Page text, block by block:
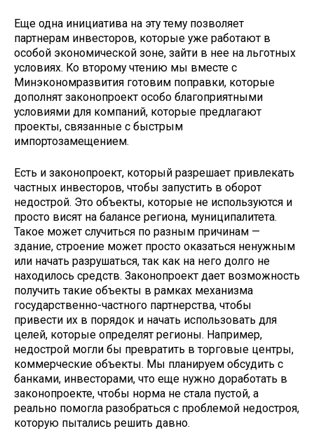
Еще одна инициатива на эту тему позволяет
партнерам инвесторов, которые уже работают в
особой экономической зоне, зайти в нее на льготных
условиях. Ко второму чтению мы вместе с
Минэкономразвития готовим поправки, которые
дополнят законопроект особо благоприятными
условиями для компаний, которые предлагают
проекты, связанные с быстрым
импортозамещением.
Есть и законопроект, который разрешает привлекать
частных инвесторов, чтобы запустить в оборот
недострой. Это объекты, которые не используются и
просто висят на балансе региона, муниципалитета.
Такое может случиться по разным причинам —
здание, строение может просто оказаться ненужным
или начать разрушаться, так как на него долго не
находилось средств. Законопроект дает возможность
получить такие объекты в рамках механизма
государственно-частного партнерства, чтобы
привести их в порядок и начать использовать для
целей, которые определят регионы. Например,
недострой могли бы превратить в торговые центры,
коммерческие объекты. Мы планируем обсудить с
банками, инвесторами, что еще нужно доработать в
законопроекте, чтобы норма не стала пустой, а
реально помогла разобраться с проблемой недостроя,
которую пытались решить давно.